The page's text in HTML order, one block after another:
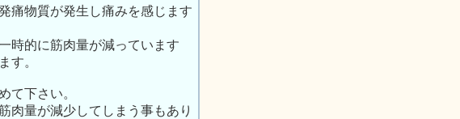
痛物質が発生し痛みを感じます
時的に筋肉量が減っています
す。
て下さい。
肉量が減少してしまう事もあり